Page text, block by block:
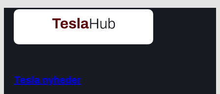
Tesla nyheder